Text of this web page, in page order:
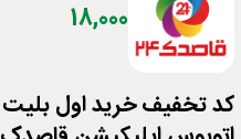
18,000
کد تخفیف خرید اول بلیت